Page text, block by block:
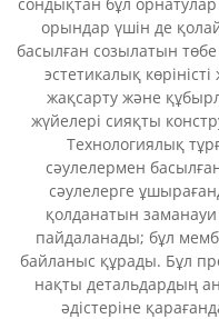
орындар үшін де
басылған созылатын төбе
эстетикалық
жақсарту және
жүйелері сияқты
Технологиялық
сәулелермен
сәулелерге
қолданатын
пайдаланады; бұл
байланыс құрады. Бұл
нақты детальдардың
әдістеріне